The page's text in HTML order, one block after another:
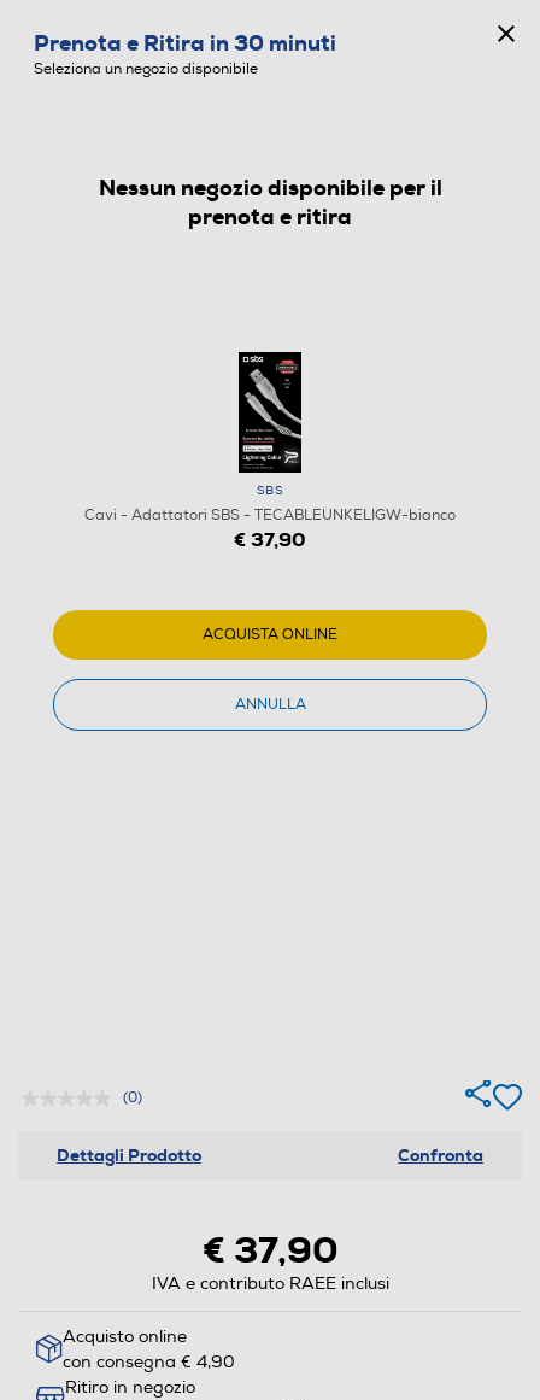
CAVI - ADATTATORI
(0)
Dettagli Prodotto Confronta
€ 37,90
IVA e contributo RAEE inclusi
Acquisto online
con consegna € 4,90
Ritiro in negozio
Prenota e Ritira in 30 minuti
Seleziona un negozio disponibile
Nessun negozio disponibile per il
prenota e ritira
SBS
Cavi - Adattatori SBS - TECABLEUNKELIGW-bianco
€ 37,90
ACQUISTA ONLINE
ANNULLA